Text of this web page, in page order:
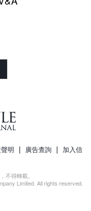
明 | 廣告查詢 | 加入信
不得轉載。
Limited. All rights reserved.